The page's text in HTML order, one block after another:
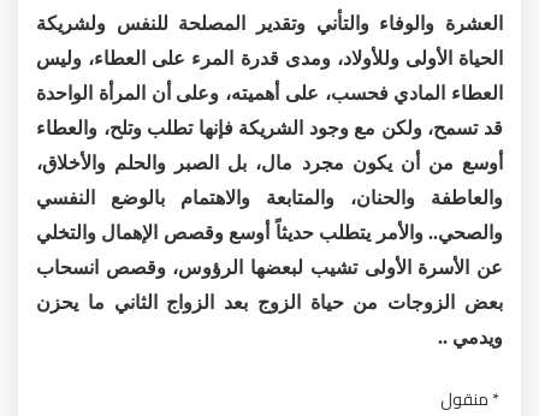
العشرة والوفاء والتأني وتقدير المصلحة للنفس ولشريكة
الحياة الأولى وللأولاد، ومدى قدرة المرء على العطاء، وليس
العطاء المادي فحسب، على أهميته، وعلى أن المرأة الواحدة
قد تسمح، ولكن مع وجود الشريكة فإنها تطلب وتلح، والعطاء
أوسع من أن يكون مجرد مال، بل الصبر والحلم والأخلاق،
والعاطفة والحنان، والمتابعة والاهتمام بالوضع النفسي
والصحي.. والأمر يتطلب حديثاً أوسع وقصص الإهمال والتخلي
عن الأسرة الأولى تشيب لبعضها الرؤوس، وقصص انسحاب
بعض الزوجات من حياة الزوج بعد الزواج الثاني ما يحزن
ويدمي ..
* منقول